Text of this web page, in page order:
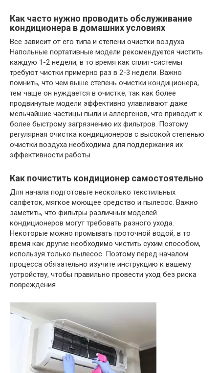
Как часто нужно проводить обслуживание
кондиционера в домашних условиях
Все зависит от его типа и степени очистки воздуха.
Напольные портативные модели рекомендуется чистить
каждую 1-2 недели, в то время как сплит-системы
требуют чистки примерно раз в 2-3 недели. Важно
помнить, что чем выше степень очистки кондиционера,
тем чаще он нуждается в очистке, так как более
продвинутые модели эффективно улавливают даже
мельчайшие частицы пыли и аллергенов, что приводит к
более быстрому загрязнению их фильтров. Поэтому
регулярная очистка кондиционеров с высокой степенью
очистки воздуха необходима для поддержания их
эффективности работы.
Как почистить кондиционер самостоятельно
Для начала подготовьте несколько текстильных
салфеток, мягкое моющее средство и пылесос. Важно
заметить, что фильтры различных моделей
кондиционеров могут требовать разного ухода.
Некоторые можно промывать проточной водой, в то
время как другие необходимо чистить сухим способом,
используя только пылесос. Поэтому перед началом
процесса обязательно изучите инструкцию к вашему
устройству, чтобы правильно провести уход без риска
повреждения.